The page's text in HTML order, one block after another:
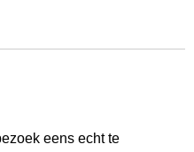
eens echt te